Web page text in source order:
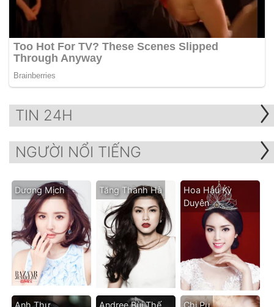
TIN 24H
NGƯỜI NỔI TIẾNG
Dương Mịch Tăng Thanh Hà
Hoa Hậu Kỳ
Duyên